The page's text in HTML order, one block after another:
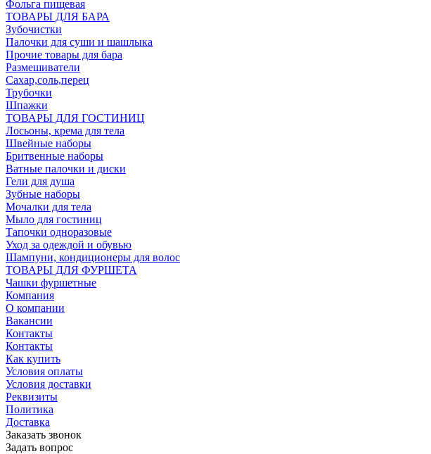
Фольга пищевая
ТОВАРЫ ДЛЯ БАРА
Зубочистки
Палочки для суши и шашлыка
Прочие товары для бара
Размешиватели
Сахар,соль,перец
Трубочки
Шпажки
ТОВАРЫ ДЛЯ ГОСТИНИЦ
Лосьоны, крема для тела
Швейные наборы
Бритвенные наборы
Ватные палочки и диски
Гели для душа
Зубные наборы
Мочалки для тела
Мыло для гостиниц
Тапочки одноразовые
Уход за одеждой и обувью
Шампуни, кондиционеры для волос
ТОВАРЫ ДЛЯ ФУРШЕТА
Чашки фуршетные
Компания
О компании
Вакансии
Контакты
Контакты
Как купить
Условия оплаты
Условия доставки
Реквизиты
Политика
Доставка
Заказать звонок
Задать вопрос